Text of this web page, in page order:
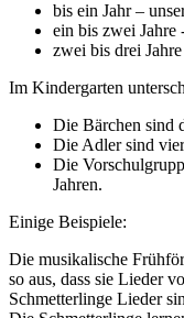
bis ein Jahr –
ein bis zwei
zwei bis drei
Im Kindergarten
Die Bärchen sind
Die Adler sind
Die
Jahren.
Einige Beispiele:
Die musikalische
so aus, dass sie Lieder
Schmetterlinge Lieder